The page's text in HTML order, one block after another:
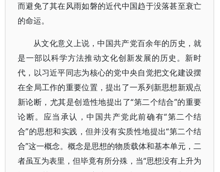
而避免了其在风雨如磐的近代中国趋于没落甚至衰亡
的命运。
从文化意义上说，中国共产党百余年的历史，就
是一部以科学方法推动文化创新发展的历史。新时
代，以习近平同志为核心的党中央自觉把文化建设摆
在全局工作的重要位置，提出了一系列新思想新观点
新论断，尤其是创造性地提出了“第二个结合”的重要
论断。应当承认，中国共产党此前确有“第二个结
合”的思想和实践，但并没有实质性地提出“第二个结
合”这一概念。概念是思想的物质载体和基本单元，二
者虽互为表里，但毕竟有所分殊，当“思想没有上升为